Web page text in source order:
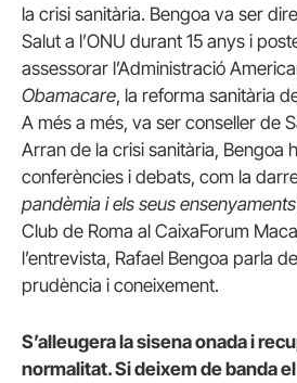
la crisi sanitària. Bengoa va ser
Salut a l’ONU durant 15 anys i
assessorar l’Administració
Obamacare, la reforma sanitària
A més a més, va ser conseller de
Arran de la crisi sanitària, Bengoa
conferències i debats, com la
pandèmia i els seus
Club de Roma al CaixaForum
l’entrevista, Rafael Bengoa parla
prudència i coneixement.
S’alleugera la sisena onada i
normalitat. Si deixem de banda